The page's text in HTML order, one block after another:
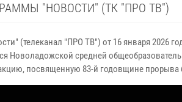
"НОВОСТИ" (ТК "ПРО ТВ")
(телеканал "ПРО ТВ") от 16 января 2026
Новоладожской средней
посвященную 83-й годовщине